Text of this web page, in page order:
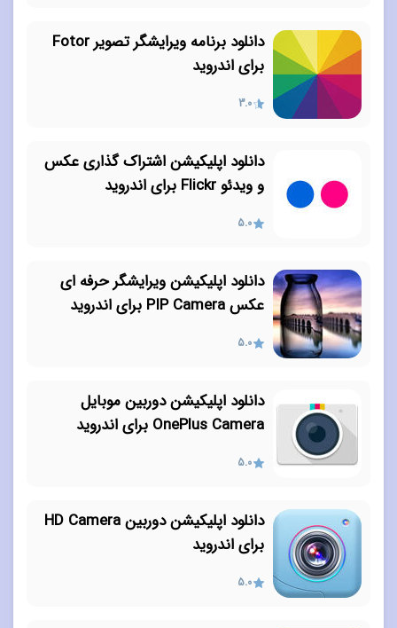
دانلود برنامه ویرایشگر تصویر Fotor
برای اندروید
3.0
دانلود اپلیکیشن اشتراک گذاری عکس
و ویدئو Flickr برای اندروید
5.0
دانلود اپلیکیشن ویرایشگر حرفه ای
عکس PIP Camera برای اندروید
5.0
دانلود اپلیکیشن دوربین موبایل
OnePlus Camera برای اندروید
5.0
دانلود اپلیکیشن دوربین HD Camera
برای اندروید
5.0